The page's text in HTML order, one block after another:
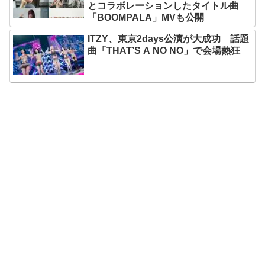
とコラボレーションしたタイトル曲
「BOOMPALA」MVも公開
ITZY、東京2days公演が大成功 話題
曲「THAT’S A NO NO」で会場熱狂